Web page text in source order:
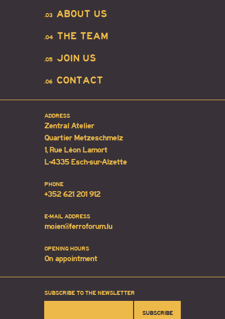
ABOUT US
.03
THE TEAM
.04
JOIN US
.05
CONTACT
.06
ADDRESS
Zentral Atelier
Quartier Metzeschmelz
1, Rue Léon Lamort
L-4335 Esch-sur-Alzette
PHONE
+352 621 201 912
E-MAIL ADDRESS
moien@ferroforum.lu
OPENING HOURS
On appointment
SUBSCRIBE TO THE NEWSLETTER
SUBSCRIBE